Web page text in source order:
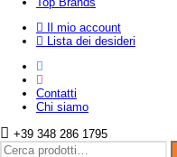
Il mio account
Lista dei desideri
Contatti
Chi siamo
+39 348 286 1795
Cerca: